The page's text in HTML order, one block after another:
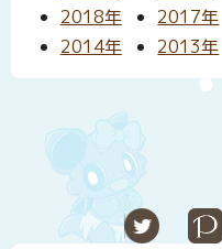
2018年
2017年
2014年
2013年